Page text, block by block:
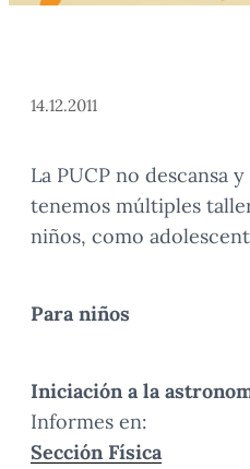
14.12.2011
La PUCP no descansa
tenemos múltiples
niños, como
Para niños
Iniciación a la
Informes en:
Sección Física